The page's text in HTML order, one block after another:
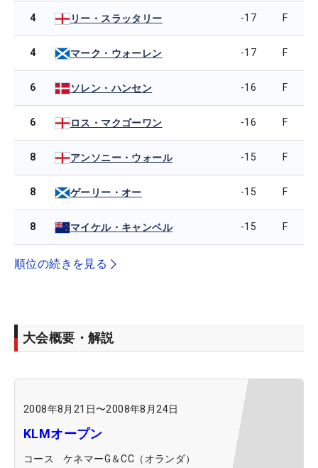
4 リー・スラッタリー -17 F
4 マーク・ウォーレン -17 F
6 ソレン・ハンセン -16 F
6 ロス・マクゴーワン -16 F
8 アンソニー・ウォール -15 F
8 ゲーリー・オー -15 F
8 マイケル・キャンベル -15 F
順位の続きを見る
大会概要・解説
2008年8月21日〜2008年8月24日
KLMオープン
コース
ケネマーG＆CC（オランダ）